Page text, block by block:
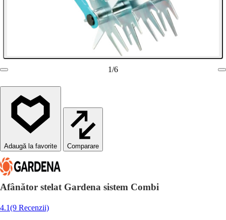
1/6
Comparare
Afânător stelat Gardena sistem Combi
4.1(9 Recenzii)